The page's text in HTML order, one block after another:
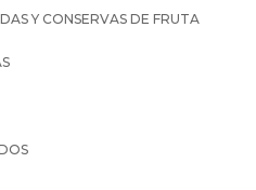
Y CONSERVAS DE FRUTA